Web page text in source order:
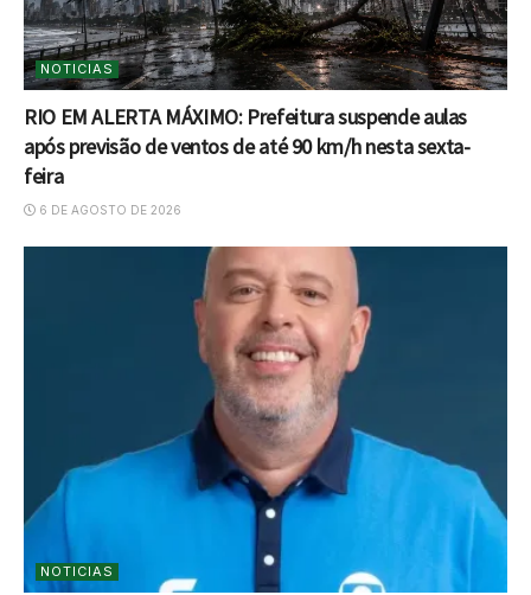
NOTICIAS
RIO EM ALERTA MÁXIMO: Prefeitura suspende aulas
após previsão de ventos de até 90 km/h nesta sexta-
feira
6 DE AGOSTO DE 2026
NOTICIAS